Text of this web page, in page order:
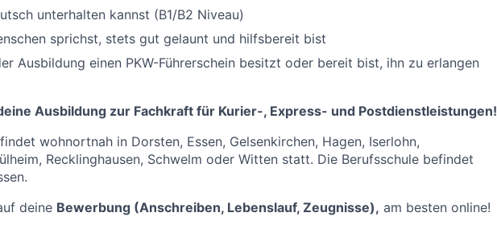
unterhalten kannst (B1/B2 Niveau)
sprichst, stets gut gelaunt und hilfsbereit bist
Ausbildung einen PKW-Führerschein besitzt oder bereit bist, ihn zu erlangen
Ausbildung zur Fachkraft für Kurier-, Express- und Postdienstleistungen!
wohnortnah in Dorsten, Essen, Gelsenkirchen, Hagen, Iserlohn,
Recklinghausen, Schwelm oder Witten statt. Die Berufsschule befindet
deine Bewerbung (Anschreiben, Lebenslauf, Zeugnisse), am besten online!